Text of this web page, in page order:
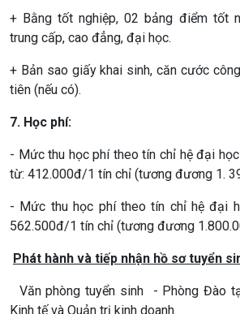
+ Bằng tốt nghiệp, 02 bảng điểm tốt
trung cấp, cao đẳng, đại học.
+ Bản sao giấy khai sinh, căn cước
tiên (nếu có).
7. Học phí:
- Mức thu học phí theo tín chỉ hệ đại
từ: 412.000đ/1 tín chỉ (tương đương 1.
- Mức thu học phí theo tín chỉ hệ đại
562.500đ/1 tín chỉ (tương đương
Phát hành và tiếp nhận hồ sơ tuyển
Văn phòng tuyển sinh - Phòng Đào
Kinh tế và Quản trị kinh doanh.